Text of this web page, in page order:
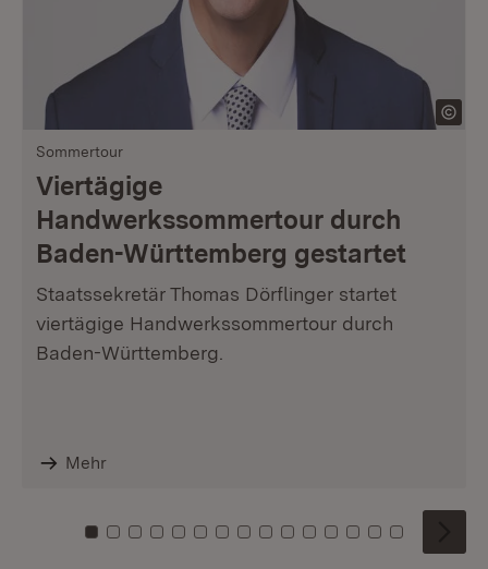
Sommertour
Viertägige
Handwerkssommertour durch
Baden-Württemberg gestartet
Staatssekretär Thomas Dörflinger startet
viertägige Handwerkssommertour durch
Baden-Württemberg.
Mehr
Zu Kachel: 0
Zu Kachel: 1
Zu Kachel: 2
Zu Kachel: 3
Zu Kachel: 4
Zu Kachel: 5
Zu Kachel: 6
Zu Kachel: 7
Zu Kachel: 8
Zu Kachel: 9
Zu Kachel: 10
Zu Kachel: 11
Zu Kachel: 12
Zu Kachel:
Zu